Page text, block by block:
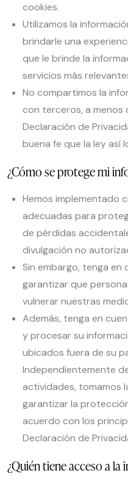
cookies.
Utilizamos la
brindarle una
que le brinde la
servicios más
No compartimos la
con terceros, a menos
Declaración de
buena fe que la ley así
¿Cómo se protege mi
Hemos implementado
adecuadas para
de pérdidas
divulgación no
Sin embargo, tenga
garantizar que
vulnerar nuestras
Además, tenga en
y procesar su
ubicados fuera de su
Independientemente
actividades, tomamos
garantizar la
acuerdo con los
Declaración de
¿Quién tiene acceso a